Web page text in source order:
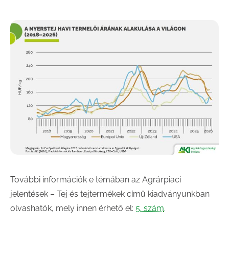
További információk e témában az Agrárpiaci
jelentések – Tej és tejtermékek című kiadványunkban
olvashatók, mely innen érhető el: 5. szám.